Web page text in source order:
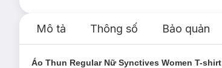
Mô tả Thông số Bảo quản
Áo Thun Regular Nữ Synctives Women T-